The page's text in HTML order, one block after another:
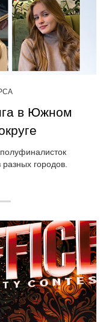
в Южном
городов.